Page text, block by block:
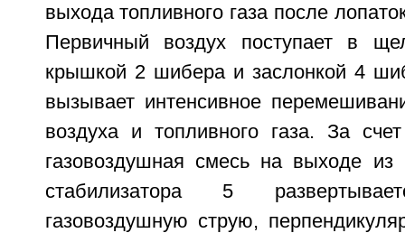
выхода топливного газа после
Первичный воздух поступает в
крышкой 2 шибера и заслонкой 4
вызывает интенсивное
воздуха и топливного газа. За
газовоздушная смесь на выходе из
стабилизатора 5
газовоздушную струю,